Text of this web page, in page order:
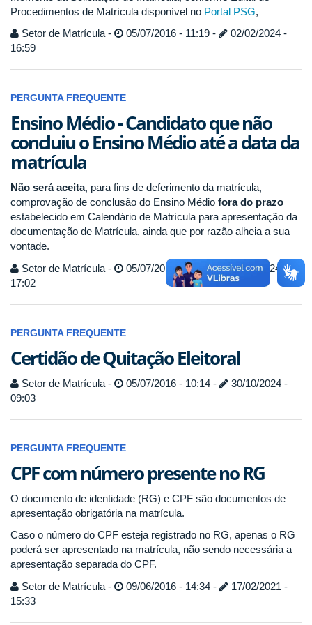
Procedimentos de Matrícula disponível no Portal PSG,
Setor de Matrícula -
05/07/2016 - 11:19 -
02/02/2024 -
16:59
PERGUNTA FREQUENTE
Ensino Médio - Candidato que não
concluiu o Ensino Médio até a data da
matrícula
Não será aceita, para fins de deferimento da matrícula,
comprovação de conclusão do Ensino Médio fora do prazo
estabelecido em Calendário de Matrícula para apresentação da
documentação de Matrícula, ainda que por razão alheia a sua
vontade.
Setor de Matrícula -
05/07/2016 - 11:12 -
02/02/2024 -
17:02
PERGUNTA FREQUENTE
Certidão de Quitação Eleitoral
Setor de Matrícula - 05/07/2016 - 10:14 -
30/10/2024 -
09:03
PERGUNTA FREQUENTE
CPF com número presente no RG
O documento de identidade (RG) e CPF são documentos de
apresentação obrigatória na matrícula.
Caso o número do CPF esteja registrado no RG, apenas o RG
poderá ser apresentado na matrícula, não sendo necessária a
apresentação separada do CPF.
Setor de Matrícula -
09/06/2016 - 14:34 -
17/02/2021 -
15:33